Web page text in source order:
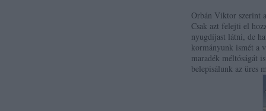
Orbán Viktor szerint
Csak azt felejti el
nyugdíjast látni, de
kormányunk ismét a
maradék méltóságát
belepisálunk az üres